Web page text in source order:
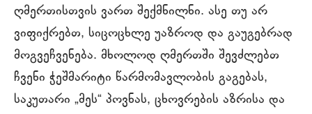
ღმერთისთვის ვართ შექმნილნი. ასე თუ არ
ვიფიქრებთ, სიცოცხლე უაზროდ და გაუგებრად
მოგვეჩვენება. მხოლოდ ღმერთში შევძლებთ
ჩვენი ჭეშმარიტი წარმომავლობის გაგებას,
საკუთარი „მეს“ პოვნას, ცხოვრების აზრისა და